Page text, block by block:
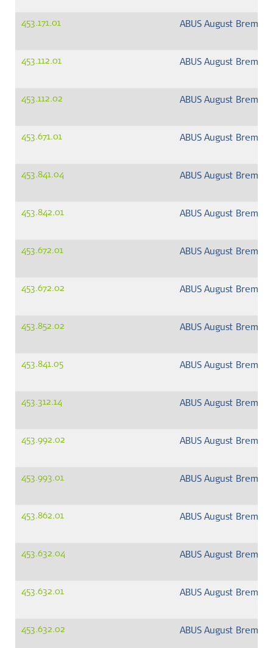
453.171.01 ABUS August
453.112.01 ABUS August
453.112.02 ABUS August
453.671.01 ABUS August
453.841.04 ABUS August
453.842.01 ABUS August
453.672.01 ABUS August
453.672.02 ABUS August
453.852.02 ABUS August
453.841.05 ABUS August
453.312.14 ABUS August
453.992.02 ABUS August
453.993.01 ABUS August
453.862.01 ABUS August
453.632.04 ABUS August
453.632.01 ABUS August
453.632.02 ABUS August